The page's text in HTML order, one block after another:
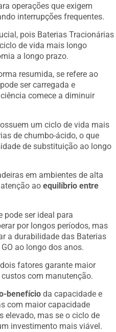
operações que exigem
interrupções frequentes.
pois Baterias Tracionárias
de vida mais longo
a longo prazo.
resumida, se refere ao
ser carregada e
comece a diminuir
um ciclo de vida mais
de chumbo-ácido, o que
de substituição ao longo
em ambientes de alta
aoequilíbrio entre
pode ser ideal para
por longos períodos, mas
a durabilidade das Baterias
ao longo dos anos.
fatores garante maior
com manutenção.
benefício da capacidade e
com maior capacidade
elevado, mas se o ciclo de
investimento mais viável.